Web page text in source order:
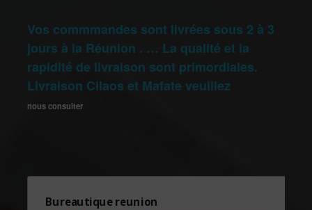
Vos commmandes sont livrées sous 2 à 3
jours à la Réunion . … La qualité et la
rapidité de livraison sont primordiales.
Livraison Cilaos et Mafate veuillez
nous consulter
Bureautique reunion